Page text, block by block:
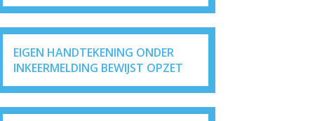
EIGEN HANDTEKENING ONDER
INKEERMELDING BEWIJST OPZET